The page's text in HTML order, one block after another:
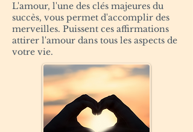
L'amour, l'une des clés majeures du
succès, vous permet d'accomplir des
merveilles. Puissent ces affirmations
attirer l'amour dans tous les aspects de
votre vie.